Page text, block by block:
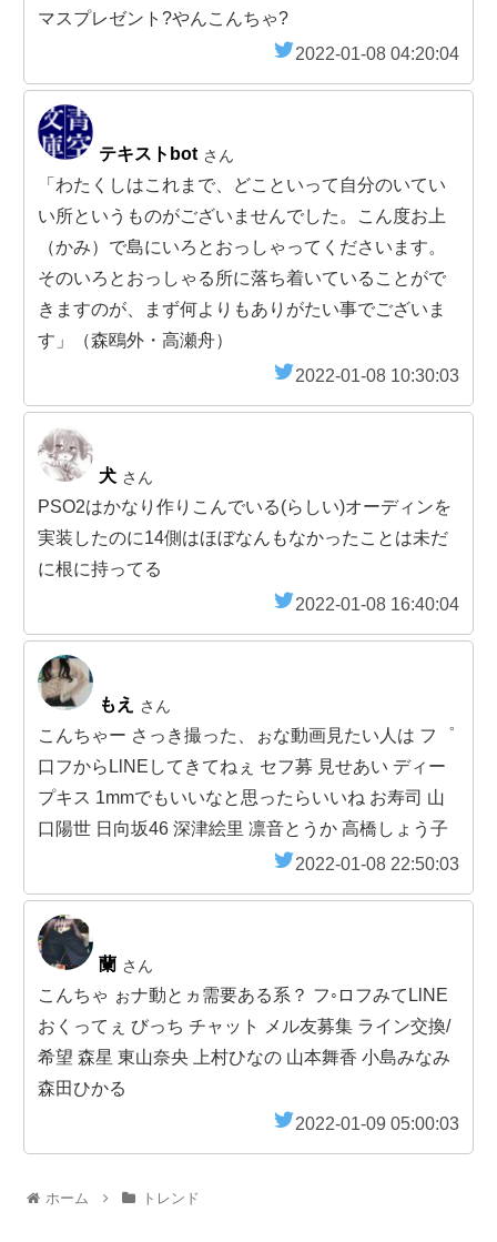
マスプレゼント?やんこんちゃ?
2022-01-08 04:20:04
テキストbot さん
「わたくしはこれまで、どこといって自分のいてい
い所というものがございませんでした。こん度お上
（かみ）で島にいろとおっしゃってくださいます。
そのいろとおっしゃる所に落ち着いていることがで
きますのが、まず何よりもありがたい事でございま
す」（森鴎外・高瀬舟）
2022-01-08 10:30:03
犬 さん
PSO2はかなり作りこんでいる(らしい)オーディンを
実装したのに14側はほぼなんもなかったことは未だ
に根に持ってる
2022-01-08 16:40:04
もえ さん
こんちゃー さっき撮った、ぉな動画見たい人は フ゜
口フからLlNEしてきてねぇ セフ募 見せあい ディー
プキス 1mmでもいいなと思ったらいいね お寿司 山
口陽世 日向坂46 深津絵里 凛音とうか 高橋しょう子
2022-01-08 22:50:03
蘭 さん
こんちゃ ぉナ動とヵ需要ある系？ フ◦ロフみてLlΝΕ
おくってぇ びっち チャット メル友募集 ライン交換/
希望 森星 東山奈央 上村ひなの 山本舞香 小島みなみ
森田ひかる
2022-01-09 05:00:03
ホーム トレンド